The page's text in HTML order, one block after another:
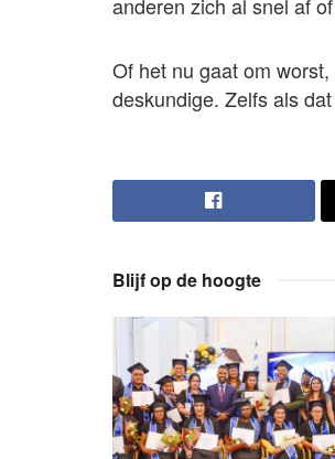
anderen zich al snel af
Of het nu gaat om
deskundige. Zelfs als
Blijf op de hoogte